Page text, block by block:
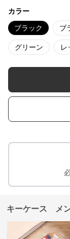
カラー
ブラック ブ
グリーン レ
キーケース メ